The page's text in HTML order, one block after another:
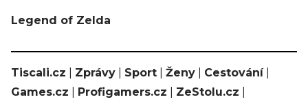
Legend of Zelda
Tiscali.cz Zprávy Sport Ženy Cestování|
Games.cz
Profigamers.cz ZeStolu.cz